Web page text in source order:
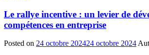
Le rallye incentive : un levier de
compétences en entreprise
Posted on 24 octobre 202424 octobre 2024